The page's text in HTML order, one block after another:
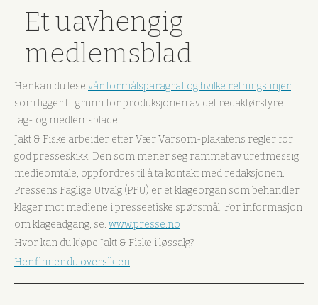
Et uavhengig
medlemsblad
Her kan du lese vår formålsparagraf og hvilke retningslinjer
som ligger til grunn for produksjonen av det redaktørstyre
fag- og medlemsbladet.
Jakt & Fiske arbeider etter Vær Varsom-plakatens regler for
god presseskikk. Den som mener seg rammet av urettmessig
medieomtale, oppfordres til å ta kontakt med redaksjonen.
Pressens Faglige Utvalg (PFU) er et klageorgan som behandler
klager mot mediene i presseetiske spørsmål. For informasjon
om klageadgang, se: www.presse.no
Hvor kan du kjøpe Jakt & Fiske i løssalg?
Her finner du oversikten